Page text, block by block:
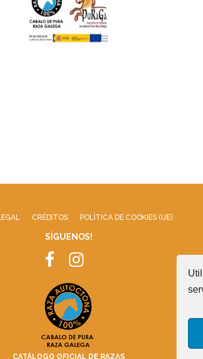
CRÉDITOS POLÍTICA DE COOKIES (UE)
SÍGUENOS!
CATÁLOGO OFICIAL DE RAZAS